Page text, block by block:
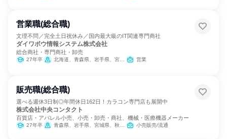
営業職(総合職)
文理不問／完全土日祝休み／国内最大級のIT関連専門商社
ダイワボウ情報システム株式会社
総合商社・専門商社・卸売
27年卒 北海道、青森県、岩手県、宮城県、秋田県、山形県、福島県、茨城県、栃木県、群馬県、埼玉県、千葉県、東京都、神奈川県、新潟県、富山県、石川県、福井県、山梨県、長野県、岐阜県、静岡県、愛知県、三重県、滋賀県、京都府、大阪府、兵庫県、奈良県、和歌山県、鳥取県、島根県、岡山県、広島県、山口県、徳島県、香川県、愛媛県、高知県、福岡県、佐賀県、長崎県、熊本県、大分県、宮崎県、鹿児島県、沖縄県 営業
販売職(総合職)
選べる週休3日制◎年間休日162日！カラコン専門店も展開中
株式会社中央コンタクト
百貨店・アパレル小売、小売・卸売・商社、機械・医療機器メーカー
27年卒 青森県、岩手県、宮城県、秋田県、山形県、福島県、茨城県、栃木県、群馬県、埼玉県、千葉県、東京都、神奈川県、富山県、石川県、福井県、山梨県、長野県、岐阜県、静岡県、愛知県、三重県、滋賀県、京都府、大阪府、兵庫県、奈良県、広島県、山口県、徳島県、香川県、愛媛県、福岡県、佐賀県、長崎県、熊本県、大分県、宮崎県、鹿児島県、沖縄県 小売販売/流通